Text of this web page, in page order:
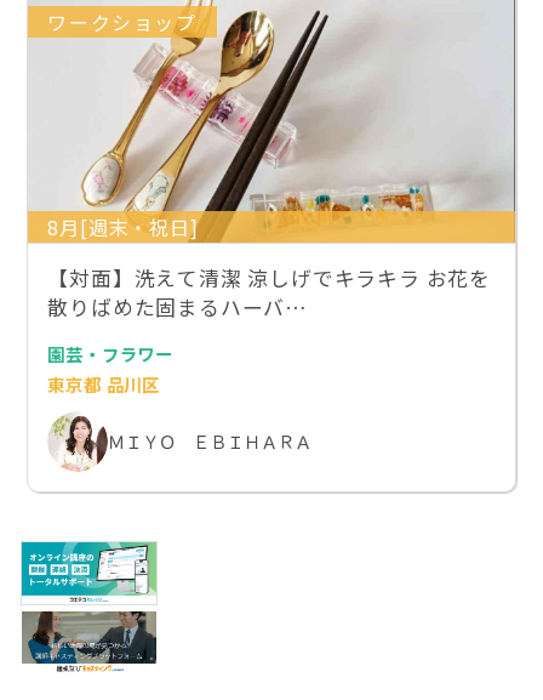
ワークショップ
8月[週末・祝日]
【対面】洗えて清潔 涼しげでキラキラ お花を
散りばめた固まるハーバ…
園芸・フラワー
東京都 品川区
ＭＩＹＯ ＥＢＩＨＡＲＡ